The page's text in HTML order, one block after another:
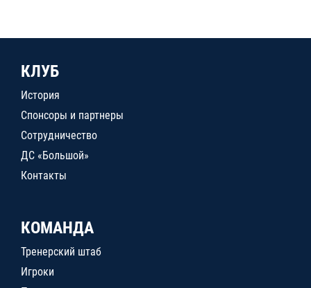
КЛУБ
История
Спонсоры и партнеры
Сотрудничество
ДС «Большой»
Контакты
КОМАНДА
Тренерский штаб
Игроки